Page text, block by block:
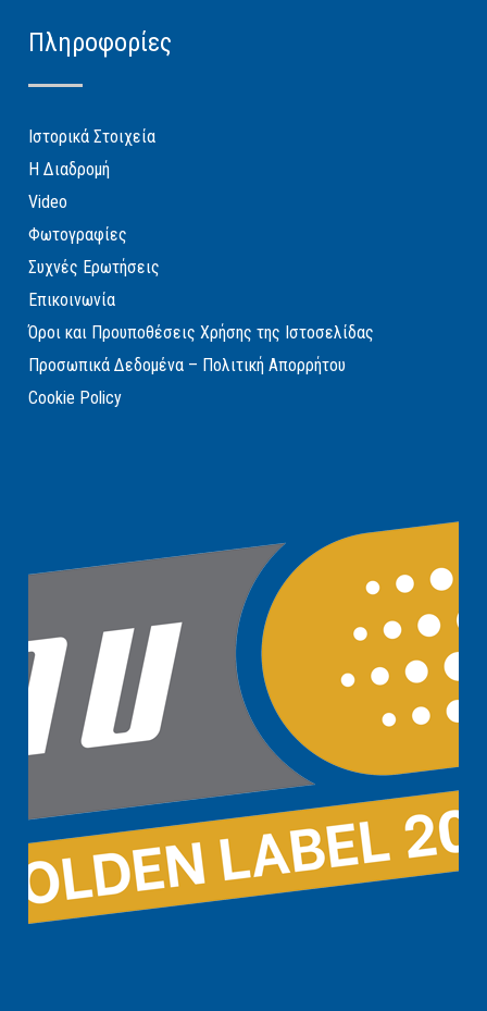
Πληροφορίες
Ιστορικά Στοιχεία
Η Διαδρομή
Video
Φωτογραφίες
Συχνές Ερωτήσεις
Επικοινωνία
Όροι και Προυποθέσεις Χρήσης της Ιστοσελίδας
Προσωπικά Δεδομένα – Πολιτική Απορρήτου
Cookie Policy